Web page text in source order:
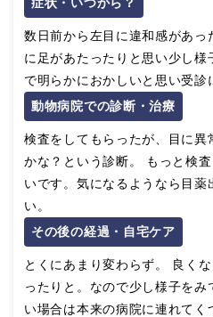
数日前から左目に違和感があっ
に足があたったりと思い少し様
で明らかにおかしいと思い受診
動物病院での診断・治療
検査をしてもらったが、目に
かな？という診断。 もっと検
いです。気になるようなら目薬
い。
その後の経過・自宅ケア
とくにあまり変わらず。 良く
ったりと。なので少し様子を
い場合は本来の病院に連れてく